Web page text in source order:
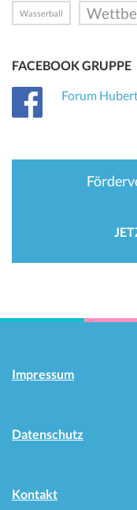
Wasserball
FACEBOOK GRUPPE
Forum
Impressum
Datenschutz
Kontakt